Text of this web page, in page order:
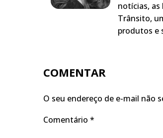
notícias, as
Trânsito,
produtos e
COMENTAR
O seu endereço de e-mail não
Comentário *